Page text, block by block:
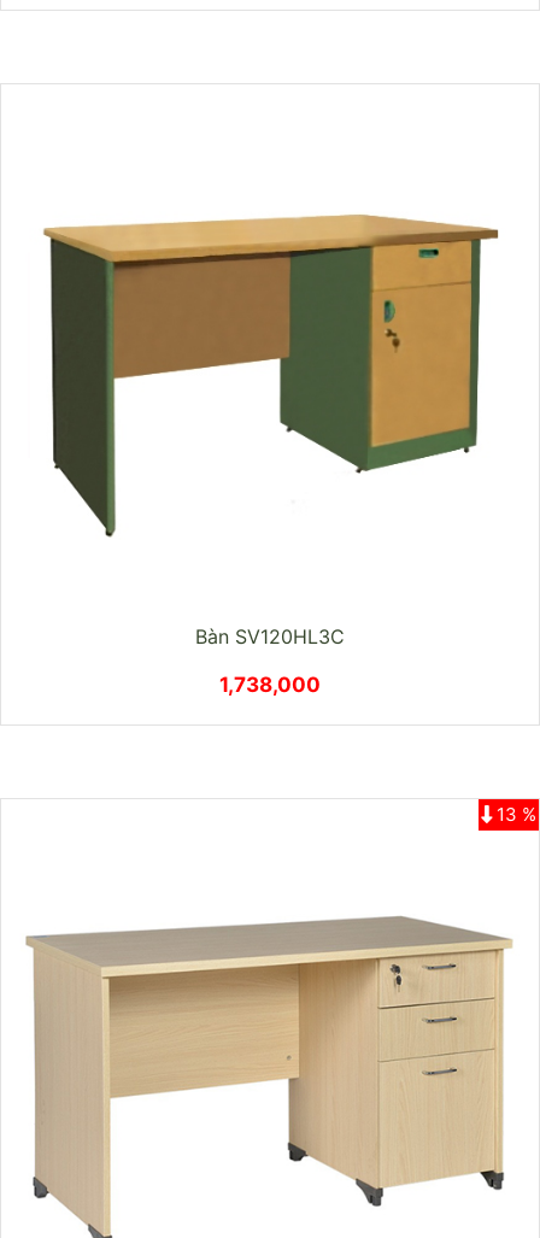
Bàn SV120HL3C
1,738,000
13 %